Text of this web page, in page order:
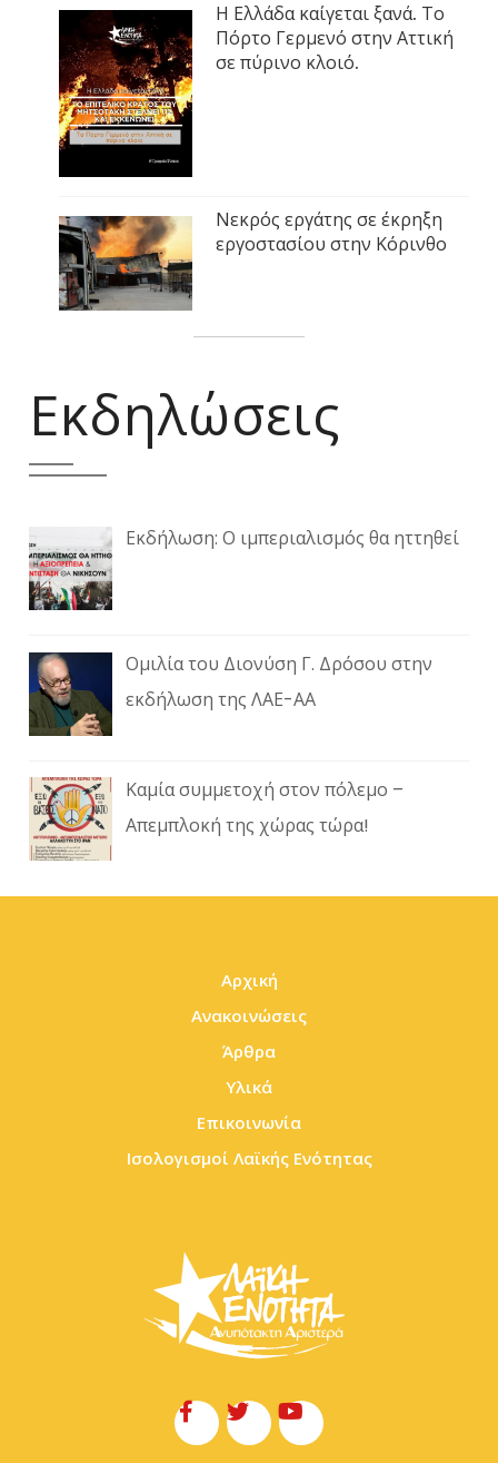
Η Ελλάδα καίγεται ξανά. Το
Πόρτο Γερμενό στην Αττική
σε πύρινο κλοιό.
Νεκρός εργάτης σε έκρηξη
εργοστασίου στην Κόρινθο
Εκδηλώσεις
Εκδήλωση: Ο ιμπεριαλισμός θα ηττηθεί
Ομιλία του Διονύση Γ. Δρόσου στην
εκδήλωση της ΛΑΕ-ΑΑ
Καμία συμμετοχή στον πόλεμο –
Απεμπλοκή της χώρας τώρα!
Αρχική
Ανακοινώσεις
Άρθρα
Υλικά
Επικοινωνία
Ισολογισμοί Λαϊκής Ενότητας